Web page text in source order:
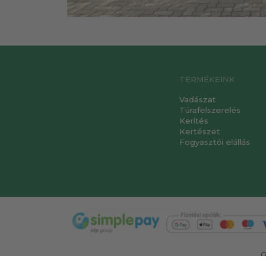
TERMÉKEINK
Vadászat
Túrafelszerelés
Kerítés
Kertészet
Fogyasztói elállás